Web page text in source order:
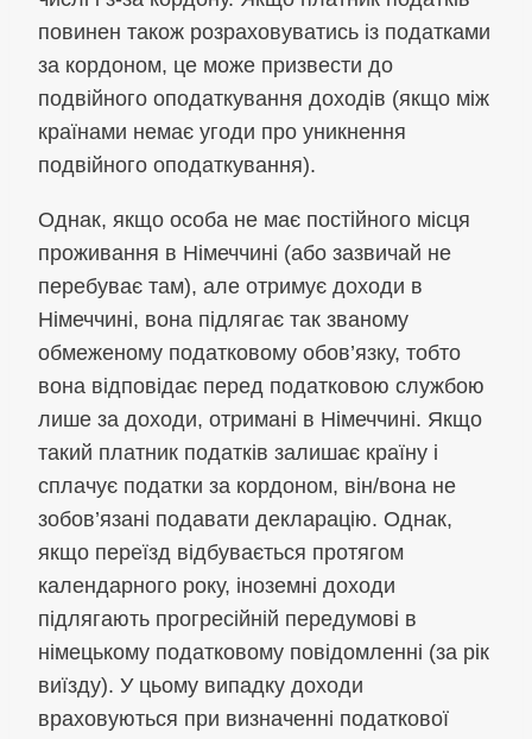
повинен також розраховуватись із податками
за кордоном, це може призвести до
подвійного оподаткування доходів (якщо між
країнами немає угоди про уникнення
подвійного оподаткування).
Однак, якщо особа не має постійного місця
проживання в Німеччині (або зазвичай не
перебуває там), але отримує доходи в
Німеччині, вона підлягає так званому
обмеженому податковому обов’язку, тобто
вона відповідає перед податковою службою
лише за доходи, отримані в Німеччині. Якщо
такий платник податків залишає країну і
сплачує податки за кордоном, він/вона не
зобов’язані подавати декларацію. Однак,
якщо переїзд відбувається протягом
календарного року, іноземні доходи
підлягають прогресійній передумові в
німецькому податковому повідомленні (за рік
виїзду). У цьому випадку доходи
враховуються при визначенні податкової